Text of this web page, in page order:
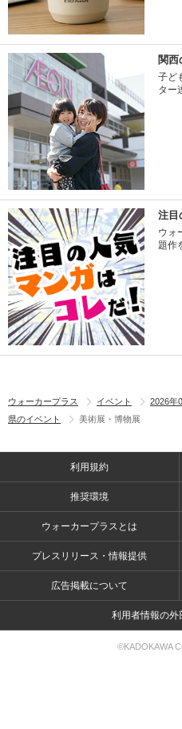
関西
子ど
ター
注目
ウォ
題作
ウォーカープラス イベント 2026年
県のイベント
美術展・博物展
利用規約
推奨環境
ウォーカープラスとは
プレスリリース・情報提供
広告掲載について
利用者情報の外
©KADOKAWA